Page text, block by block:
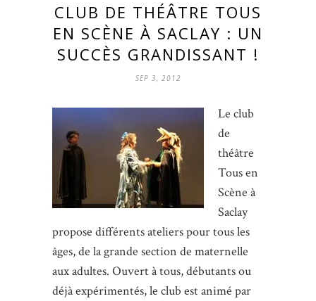
CLUB DE THÉÂTRE TOUS
EN SCÈNE À SACLAY : UN
SUCCÈS GRANDISSANT !
SEP 3, 2012
Le club
de
théâtre
Tous en
Scène à
Saclay
propose différents ateliers pour tous les
âges, de la grande section de maternelle
aux adultes. Ouvert à tous, débutants ou
déjà expérimentés, le club est animé par